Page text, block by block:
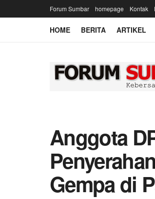
Forum Sumbar homepage Kontak
HOME BERITA ARTIKEL
Anggota
Gempa di